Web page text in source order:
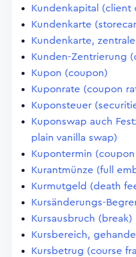
Kundenkapital (client
Kundenkarte
Kundenkarte,
Kunden-Zentrierung
Kupon (coupon)
Kuponrate (coupon
Kuponsteuer
Kuponswap auch
plain vanilla swap)
Kupontermin
Kurantmünze (full
Kurmutgeld (death
Kursänderungs-
Kursausbruch (break)
Kursbereich,
Kursbetrug (course